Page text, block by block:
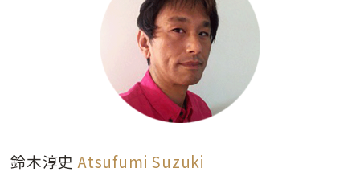
鈴木淳史 Atsufumi Suzuki